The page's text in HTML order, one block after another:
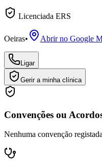
Licenciada ERS
Oeiras• Abrir no Google
Ligar
Gerir a minha clínica
Convenções ou
Nenhuma convenção